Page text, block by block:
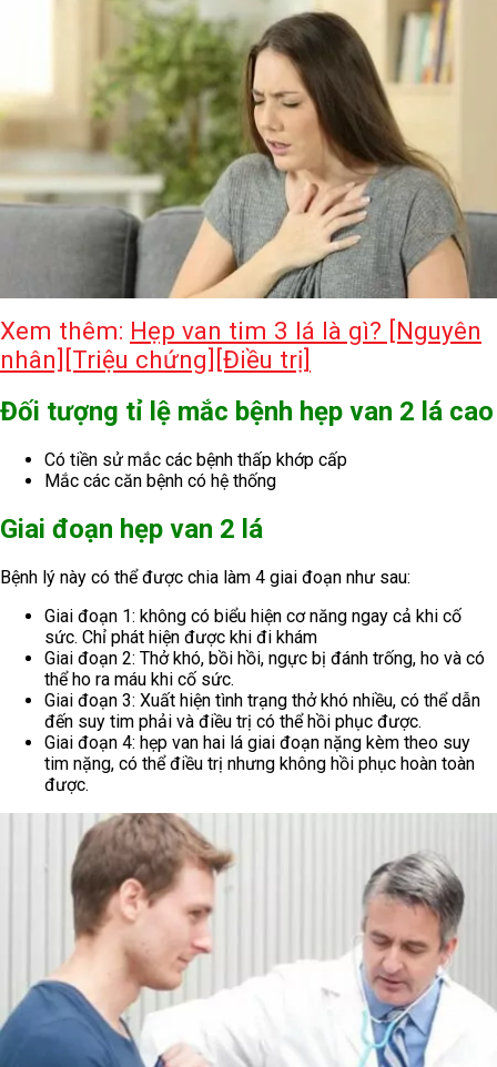
Xem thêm: Hẹp van tim 3 lá là gì? [Nguyên
nhân][Triệu chứng][Điều trị]
Đối tượng tỉ lệ mắc bệnh hẹp van 2 lá cao
Có tiền sử mắc các bệnh thấp khớp cấp
Mắc các căn bệnh có hệ thống
Giai đoạn hẹp van 2 lá
Bệnh lý này có thể được chia làm 4 giai đoạn như sau:
Giai đoạn 1: không có biểu hiện cơ năng ngay cả khi cố
sức. Chỉ phát hiện được khi đi khám
Giai đoạn 2: Thở khó, bồi hồi, ngực bị đánh trống, ho và có
thể ho ra máu khi cố sức.
Giai đoạn 3: Xuất hiện tình trạng thở khó nhiều, có thể dẫn
đến suy tim phải và điều trị có thể hồi phục được.
Giai đoạn 4: hẹp van hai lá giai đoạn nặng kèm theo suy
tim nặng, có thể điều trị nhưng không hồi phục hoàn toàn
được.